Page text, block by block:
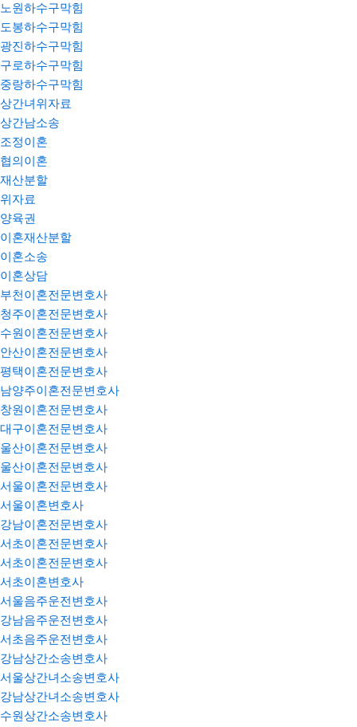
노원하수구막힘
도봉하수구막힘
광진하수구막힘
구로하수구막힘
중랑하수구막힘
상간녀위자료
상간남소송
조정이혼
협의이혼
재산분할
위자료
양육권
이혼재산분할
이혼소송
이혼상담
부천이혼전문변호사
청주이혼전문변호사
수원이혼전문변호사
안산이혼전문변호사
평택이혼전문변호사
남양주이혼전문변호사
창원이혼전문변호사
대구이혼전문변호사
울산이혼전문변호사
울산이혼전문변호사
서울이혼전문변호사
서울이혼변호사
강남이혼전문변호사
서초이혼전문변호사
서초이혼전문변호사
서초이혼변호사
서울음주운전변호사
강남음주운전변호사
서초음주운전변호사
강남상간소송변호사
서울상간녀소송변호사
강남상간녀소송변호사
수원상간소송변호사